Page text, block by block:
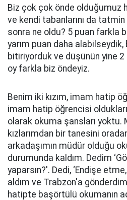
Biz çok çok önde olduğumuz
ve kendi tabanlarını da tatmin
sonra ne oldu? 5 puan farkla
yarım puan daha
bitiriyorduk ve düşünün yine 2
oy farkla biz öndeyiz.
Benim iki kızım, imam hatip
imam hatip öğrencisi
olarak okuma şansları yoktu.
kızlarımdan bir tanesini
arkadaşımın müdür olduğu
durumunda kaldım. Dedim
yaparsın?'. Dedi, ‘Endişe etme,
aldım ve Trabzon'a
hatipte başörtülü okumanın